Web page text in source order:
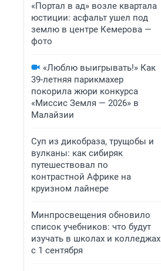
«Портал в ад» возле квартала
юстиции: асфальт ушел под
землю в центре Кемерова —
фото
«Люблю выигрывать!» Как
39-летняя парикмахер
покорила жюри конкурса
«Миссис Земля — 2026» в
Малайзии
Суп из дикобраза, трущобы и
вулканы: как сибиряк
путешествовал по
контрастной Африке на
круизном лайнере
Минпросвещения обновило
список учебников: что будут
изучать в школах и колледжах
с 1 сентября